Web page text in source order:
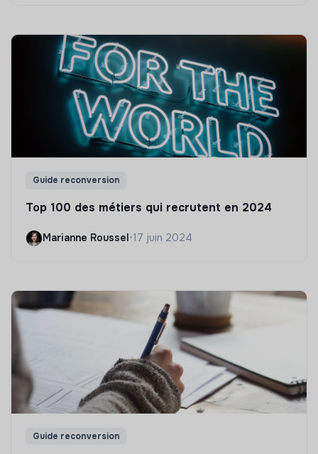
Guide reconversion
Top 100 des métiers qui recrutent en 2024
Marianne Roussel•17 juin 2024
Guide reconversion